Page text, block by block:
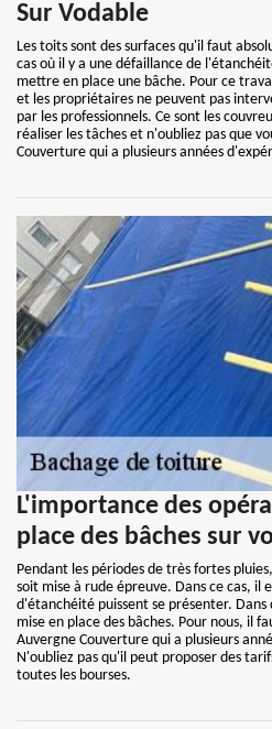
Sur Vodable
Les toits sont des surfaces qu'il faut
cas où il y a une défaillance de
mettre en place une bâche. Pour ce
et les propriétaires ne peuvent pas
par les professionnels. Ce sont les
réaliser les tâches et n'oubliez pas que
Couverture qui a plusieurs années
L'importance des
place des bâches sur
Pendant les périodes de très fortes
soit mise à rude épreuve. Dans ce cas, il
d'étanchéité puissent se présenter.
mise en place des bâches. Pour nous, il
Auvergne Couverture qui a plusieurs
N'oubliez pas qu'il peut proposer des
toutes les bourses.